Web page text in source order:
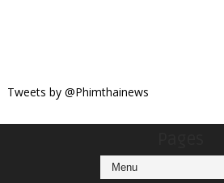
Tweets by @Phimthainews